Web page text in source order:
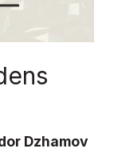
Dzhamov